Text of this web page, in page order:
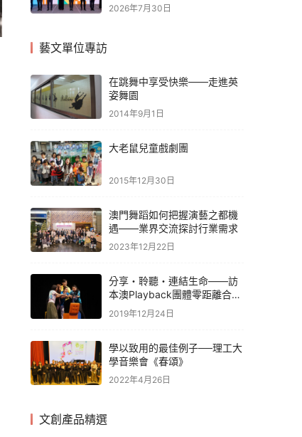
2026年7月30日
藝文單位專訪
在跳舞中享受快樂——走進英
姿舞園
2014年9月1日
大老鼠兒童戲劇團
2015年12月30日
澳門舞蹈如何把握演藝之都機
遇——業界交流探討行業需求
2023年12月22日
分享・聆聽・連結生命——訪
本澳Playback團體零距離合作
社
2019年12月24日
學以致用的最佳例子──理工大
學音樂會《春頌》
2022年4月26日
文創產品精選